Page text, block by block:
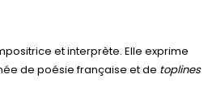
et interprète. Elle exprime
de poésie française et de toplines